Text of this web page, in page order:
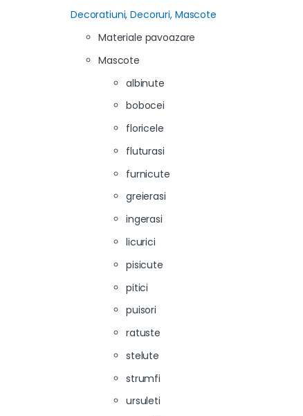
Decoratiuni, Decoruri, Mascote
Materiale pavoazare
Mascote
albinute
bobocei
floricele
fluturasi
furnicute
greierasi
ingerasi
licurici
pisicute
pitici
puisori
ratuste
stelute
strumfi
ursuleti